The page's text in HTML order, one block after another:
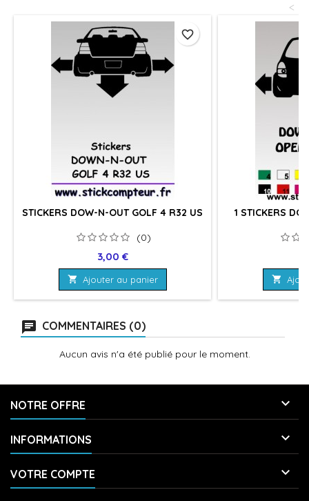
<
STICKERS DOW-N-OUT GOLF 4 R32 US
(0)
Prix
3,00 €
 Ajouter au panier
favorite_border
1 STICKERS

COMMENTAIRES (0)
Aucun avis n'a été publié pour le moment.
NOTRE OFFRE 
INFORMATIONS 
VOTRE COMPTE 